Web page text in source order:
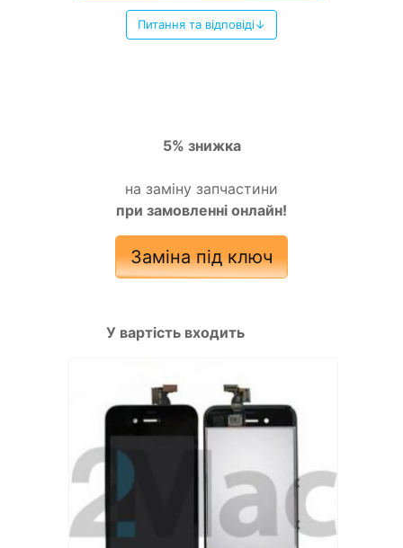
Питання та відповіді↓
5% знижка
на заміну запчастини
при замовленні онлайн!
Заміна під ключ
У вартість входить